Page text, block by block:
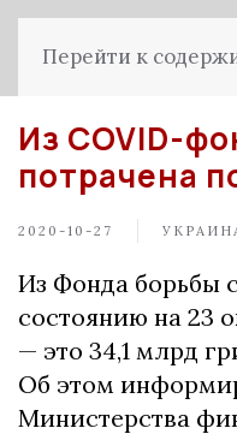
Перейти к
Из COVID-
потрачена
2020-10-27
Из Фонда борьбы
состоянию на 23
— это 34,1 млрд
Об этом
Министерства